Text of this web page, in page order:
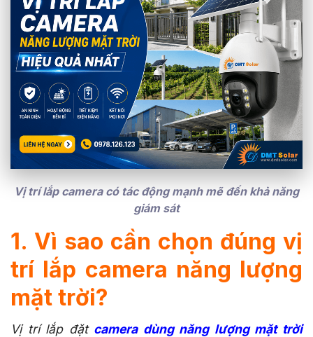
Vị trí lắp camera có tác động mạnh mẽ đến khả năng
giám sát
1. Vì sao cần chọn đúng vị
trí lắp camera năng lượng
mặt trời?
Vị trí lắp đặt camera dùng năng lượng mặt trời